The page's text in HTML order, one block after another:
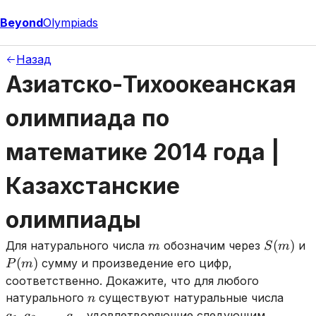
BeyondOlympiads
Назад
Азиатско-Тихоокеанская
олимпиада по
математике 2014 года |
Казахстанские
олимпиады
Для натурального числа m
m обозначим через S(m)
S(m) и
P(m) сумму и произведение его цифр,
соответственно. Докажите, что для любого
натурального n
n существуют натуральные числа